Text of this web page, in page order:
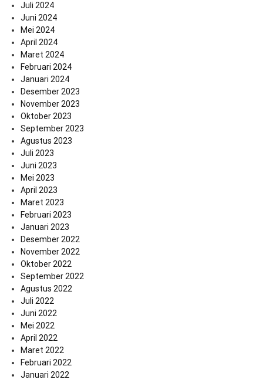
Juli 2024
Juni 2024
Mei 2024
April 2024
Maret 2024
Februari 2024
Januari 2024
Desember 2023
November 2023
Oktober 2023
September 2023
Agustus 2023
Juli 2023
Juni 2023
Mei 2023
April 2023
Maret 2023
Februari 2023
Januari 2023
Desember 2022
November 2022
Oktober 2022
September 2022
Agustus 2022
Juli 2022
Juni 2022
Mei 2022
April 2022
Maret 2022
Februari 2022
Januari 2022